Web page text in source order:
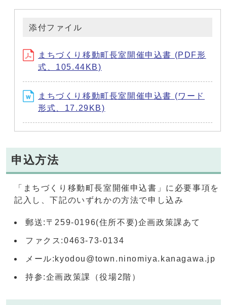
添付ファイル
まちづくり移動町長室開催申込書 (PDF形
式、105.44KB)
まちづくり移動町長室開催申込書 (ワード
形式、17.29KB)
申込方法
「まちづくり移動町長室開催申込書」に必要事項を
記入し、下記のいずれかの方法で申し込み
郵送:〒259-0196(住所不要)企画政策課あて
ファクス:0463-73-0134
メール:kyodou@town.ninomiya.kanagawa.jp
持参:企画政策課（役場2階）